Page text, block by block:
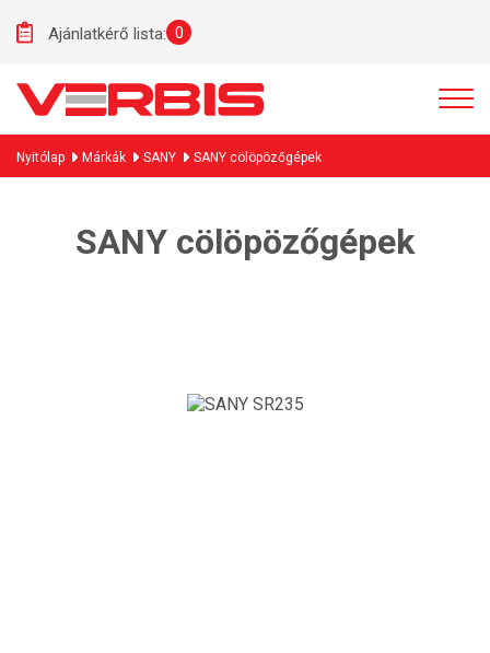
Ajánlatkérő lista: 0
Nyitólap Márkák SANY SANY cölöpözőgépek
SANY cölöpözőgépek